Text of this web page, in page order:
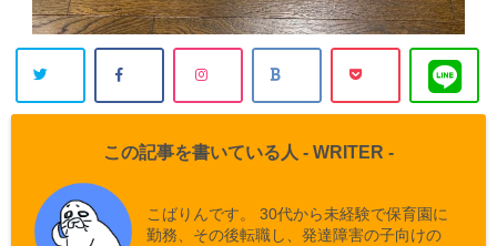
この記事を書いている人 - WRITER -
こばりんです。 30代から未経験で保育園に
勤務、その後転職し、発達障害の子向けの